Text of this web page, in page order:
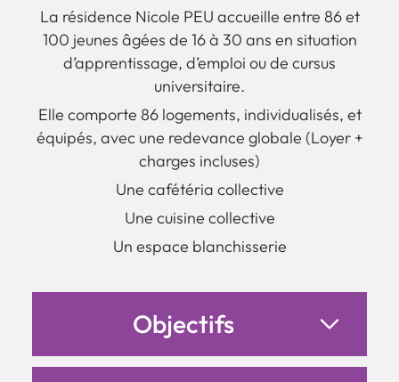
La résidence Nicole PEU accueille entre 86 et
100 jeunes âgées de 16 à 30 ans en situation
d’apprentissage, d’emploi ou de cursus
universitaire.
Elle comporte 86 logements, individualisés, et
équipés, avec une redevance globale (Loyer +
charges incluses)
Une cafétéria collective
Une cuisine collective
Un espace blanchisserie
Objectifs